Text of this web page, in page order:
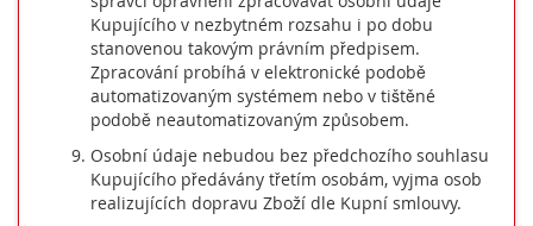
Kupujícího v nezbytném rozsahu i po dobu
stanovenou takovým právním předpisem.
Zpracování probíhá v elektronické podobě
automatizovaným systémem nebo v tištěné
podobě neautomatizovaným způsobem.
Osobní údaje nebudou bez předchozího souhlasu
Kupujícího předávány třetím osobám, vyjma osob
realizujících dopravu Zboží dle Kupní smlouvy.